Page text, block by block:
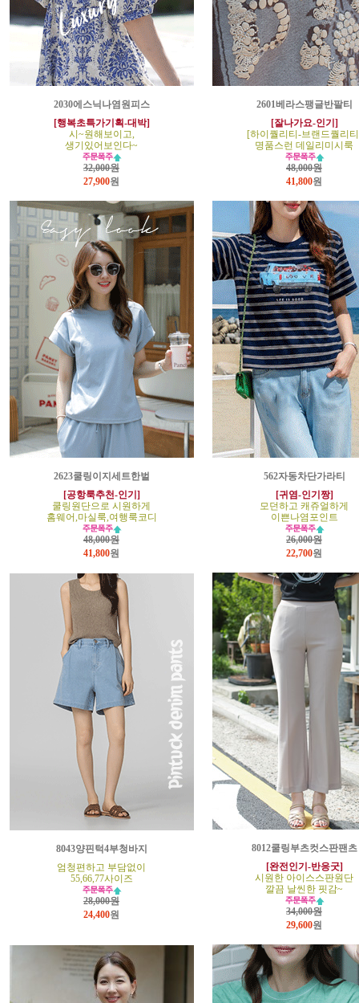
2030에스닉나염원피스
[행복초특가기획-대박]
시~원해보이고,
생기있어보인다~
32,000원
27,900원
2601베라스팽글반팔티
[잘나가요-인기]
[하이퀄리티-브랜드퀄리
명품스런 데일리미시룩
48,000원
41,800원
2623쿨링이지세트한벌
[공항룩추천-인기]
쿨링원단으로 시원하게
홈웨어,마실룩,여행룩코디
48,000원
41,800원
562자동차단가라티
[귀염-인기짱]
모던하고 캐쥬얼하게
이쁜나염포인트
26,000원
22,700원
8043양핀턱4부청바지
엄청편하고 부담없이
55,66,77사이즈
28,000원
24,400원
8012쿨링부츠컷스판팬츠
[완전인기-반응굿]
시원한 아이스스판원단
깔끔 날씬한 핏감~
34,000원
29,600원